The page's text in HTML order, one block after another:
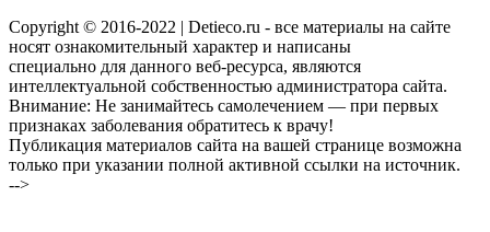
Copyright © 2016-2022 | Detieco.ru - все материалы на сайте
носят ознакомительный характер и написаны
специально для данного веб-ресурса, являются
интеллектуальной собственностью администратора сайта.
Внимание: Не занимайтесь самолечением — при первых
признаках заболевания обратитесь к врачу!
Публикация материалов сайта на вашей странице возможна
только при указании полной активной ссылки на источник.
-->